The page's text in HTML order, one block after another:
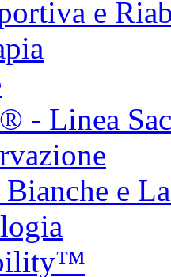
e
- Linea
Bianche e